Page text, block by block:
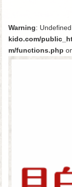
Warning:
kido.com/
m/functions.php